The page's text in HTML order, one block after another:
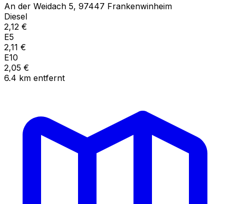
An der Weidach 5, 97447 Frankenwinheim
Diesel
2,12 €
E5
2,11 €
E10
2,05 €
6.4 km entfernt